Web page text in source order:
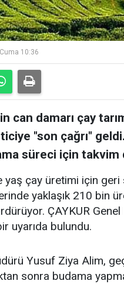
10:36
can damarı çay
"son çağrı"
süreci için takvim
yaş çay üretimi için geri
yaklaşık 210 bin
ÇAYKUR
uyarıda bulundu.
Yusuf Ziya Alim,
sonra budama